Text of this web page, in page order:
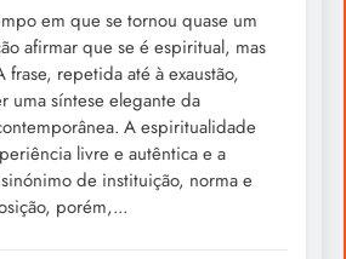
em que se tornou quase um
afirmar que se é espiritual, mas
frase, repetida até à exaustão,
uma síntese elegante da
A espiritualidade
livre e autêntica e a
de instituição, norma e
porém,...